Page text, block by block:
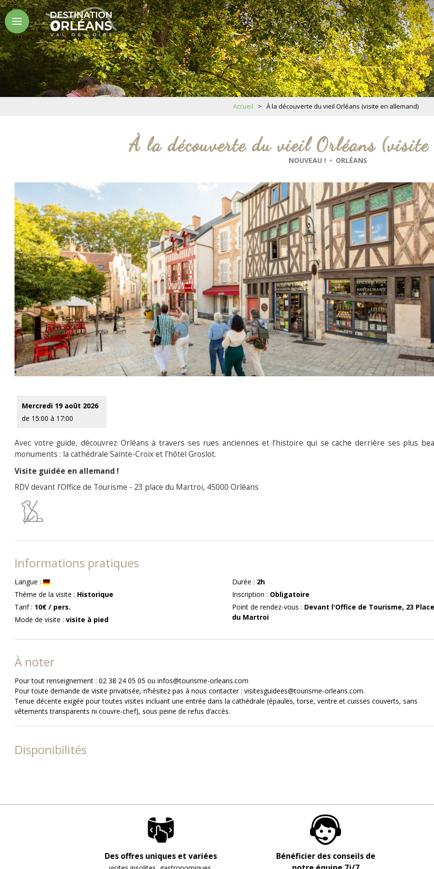
Accueil > À la découverte du vieil Orléans (visite en allemand)
À la découverte du vieil Orléans (visite
NOUVEAU ! ORLÉANS
Mercredi 19 août 2026
de 15:00 à 17:00
Avec votre guide, découvrez Orléans à travers ses rues anciennes et l’histoire qui se cache derrière ses plus
monuments : la cathédrale Sainte-Croix et l’hôtel Groslot.
Visite guidée en allemand !
RDV devant l’Office de Tourisme - 23 place du Martroi, 45000 Orléans
Informations pratiques
Langue :
Thème de la visite : Historique
Tarif: 10€ / pers.
Mode de visite : visite à pied
Durée : 2h
Inscription : Obligatoire
Point de rendez-vous : Devant l'Office de Tourisme, 23 Place
du Martroi
À noter
Pour tout renseignement : 02 38 24 05 05 ou infos@tourisme-orleans.com
Pour toute demande de visite privatisée, n’hésitez pas à nous contacter : visitesguidees@tourisme-orleans.com.
Tenue décente exigée pour toutes visites incluant une entrée dans la cathédrale (épaules, torse, ventre et cuisses couverts, sans
vêtements transparents ni couvre-chef), sous peine de refus d’accès.
Disponibilités
Des offres uniques et variées
Bénéficier des conseils de